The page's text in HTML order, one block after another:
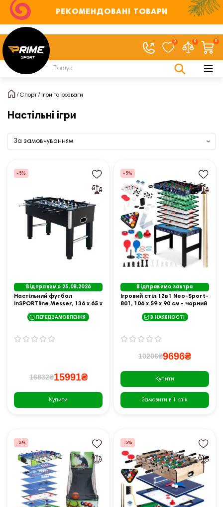
РЕКОМЕНДОВАНІ ТОВАРИ
0 0 0
Спорт Ігри та розваги
Настільні ігри
-5%
Відправимо 25.08.2026
Настільний футбол
inSPORTline Messer, 136 х 65 х
ПЕРЕДЗАМОВЛЕННЯ
16832₴15991₴
Купити
-5%
Відправимо завтра
Ігровий стіл 12в1 Neo-Sport-
801, 106 x 59 x 90 см - чорний
В НАЯВНОСТІ
10206₴9696₴
Купити
Замовити в 1 клік
-5% -5%